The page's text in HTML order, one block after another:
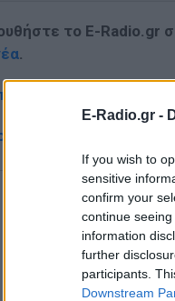
E-Radio.gr -
If you wish to
sensitive
confirm your
continue
information
further
participants.
Downstream
το E-Radio.gr
.
στο E-Daily.gr; Τα
το E-Radio.gr